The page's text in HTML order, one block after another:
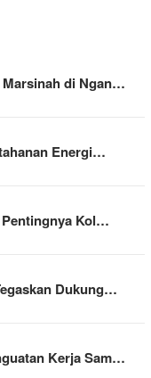
Marsinah di Ngan…
Energi…
Pentingnya Kol…
Dukung…
Kerja Sam…